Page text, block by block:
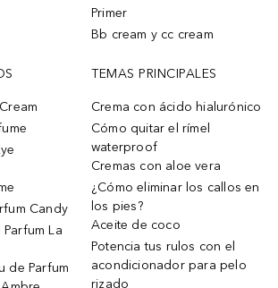
Primer
Bb cream y cc cream
Candy
La
de Parfum
TEMAS PRINCIPALES
Crema con ácido hialurónico
Cómo quitar el rímel
waterproof
Cremas con aloe vera
¿Cómo eliminar los callos en
los pies?
Aceite de coco
Potencia tus rulos con el
acondicionador para pelo
rizado